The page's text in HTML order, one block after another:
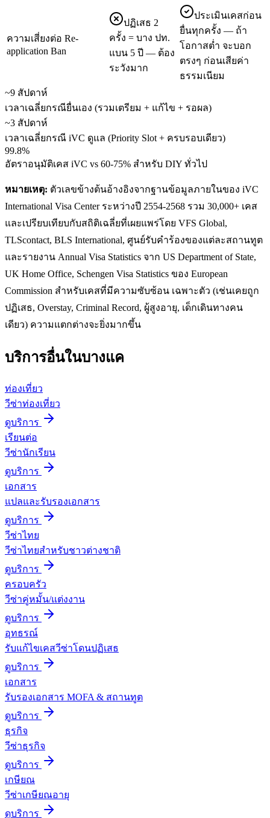
ความเสี่ยงต่อ Re-
application Ban
ปฏิเสธ 2
ครั้ง = บาง ปท.
แบน 5 ปี — ต้อง
ระวังมาก
ประเมินเคสก่อน
ยื่นทุกครั้ง — ถ้า
โอกาสต่ำ จะบอก
ตรงๆ ก่อนเสียค่า
ธรรมเนียม
~9 สัปดาห์
เวลาเฉลี่ยกรณียื่นเอง (รวมเตรียม + แก้ไข + รอผล)
~3 สัปดาห์
เวลาเฉลี่ยกรณี iVC ดูแล (Priority Slot + ครบรอบเดียว)
99.8%
อัตราอนุมัติเคส iVC vs 60-75% สำหรับ DIY ทั่วไป
หมายเหตุ: ตัวเลขข้างต้นอ้างอิงจากฐานข้อมูลภายในของ iVC
International Visa Center ระหว่างปี 2554-2568 รวม 30,000+ เคส
และเปรียบเทียบกับสถิติเฉลี่ยที่เผยแพร่โดย VFS Global,
TLScontact, BLS International, ศูนย์รับคำร้องของแต่ละสถานทูต
และรายงาน Annual Visa Statistics จาก US Department of State,
UK Home Office, Schengen Visa Statistics ของ European
Commission สำหรับเคสที่มีความซับซ้อน เฉพาะตัว (เช่นเคยถูก
ปฏิเสธ, Overstay, Criminal Record, ผู้สูงอายุ, เด็กเดินทางคน
เดียว) ความแตกต่างจะยิ่งมากขึ้น
บริการอื่นในบางแค
ท่องเที่ยว
วีซ่าท่องเที่ยว
ดูบริการ
เรียนต่อ
วีซ่านักเรียน
ดูบริการ
เอกสาร
แปลและรับรองเอกสาร
ดูบริการ
วีซ่าไทย
วีซ่าไทยสำหรับชาวต่างชาติ
ดูบริการ
ครอบครัว
วีซ่าคู่หมั้น/แต่งงาน
ดูบริการ
อุทธรณ์
รับแก้ไขเคสวีซ่าโดนปฏิเสธ
ดูบริการ
เอกสาร
รับรองเอกสาร MOFA & สถานทูต
ดูบริการ
ธุรกิจ
วีซ่าธุรกิจ
ดูบริการ
เกษียณ
วีซ่าเกษียณอายุ
ดูบริการ